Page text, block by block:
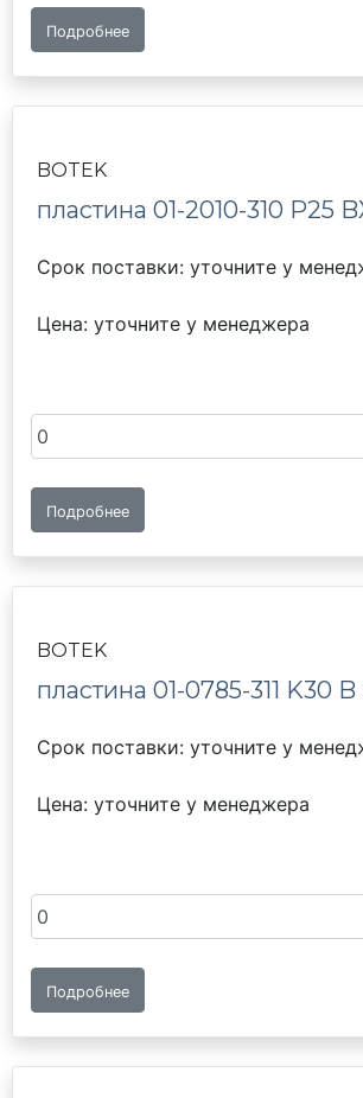
Подробнее
BOTEK
пластина 01-2010-310 P25
Срок поставки: уточните у
Цена: уточните у менеджера
Подробнее
BOTEK
пластина 01-0785-311 K30 B
Срок поставки: уточните у
Цена: уточните у менеджера
Подробнее